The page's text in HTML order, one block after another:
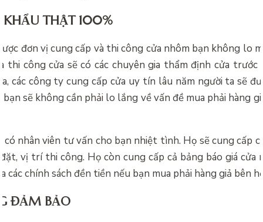
KHẨU THẬT 100%
đơn vị cung cấp và thi công cửa nhôm bạn không lo
thi công cửa sẽ có các chuyên gia thẩm định cửa
các công ty cung cấp cửa uy tín lâu năm người ta sẽ
bạn sẽ không cần phải lo lắng về vấn đề mua phải hàng
có nhân viên tư vấn cho bạn nhiệt tình. Họ sẽ cung cấp
vị trí thi công. Họ còn cung cấp cả bảng báo giá cửa
các chính sách đền tiền nếu bạn mua phải hàng giả bên
ĐẢM BẢO